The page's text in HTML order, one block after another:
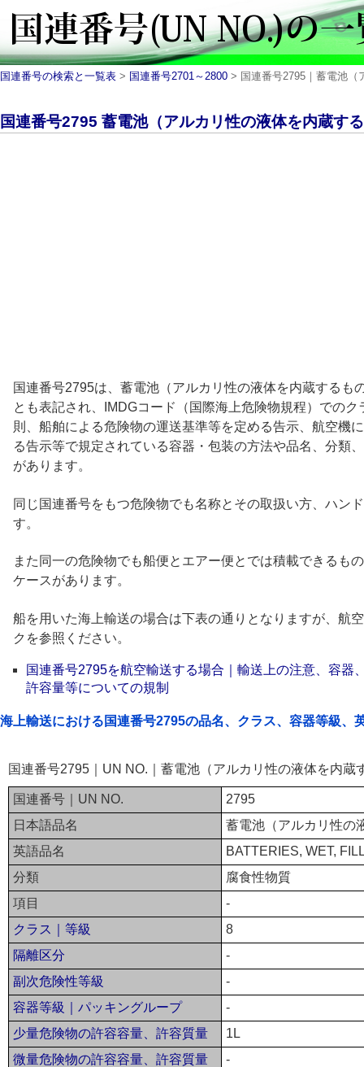
国連番号の検索と一覧表 > 国連番号2701～2800 > 国連番号2795｜蓄電池（
国連番号2795 蓄電池（アルカリ性の液体を内蔵す
国連番号2795は、蓄電池（アルカリ性の液体を内蔵するも
とも表記され、IMDGコード（国際海上危険物規程）での
則、船舶による危険物の運送基準等を定める告示、航空機
る告示等で規定されている容器・包装の方法や品名、分類
があります。
同じ国連番号をもつ危険物でも名称とその取扱い方、ハン
す。
また同一の危険物でも船便とエアー便とでは積載できるも
ケースがあります。
船を用いた海上輸送の場合は下表の通りとなりますが、航
クを参照ください。
国連番号2795を航空輸送する場合｜輸送上の注意、容器
許容量等についての規制
海上輸送における国連番号2795の品名、クラス、容器等級、
国連番号2795｜UN NO.｜蓄電池（アルカリ性の液体を内蔵
国連番号｜UN NO.
2795
日本語品名
蓄電池（アルカリ性の
英語品名
BATTERIES, WET,
分類
腐食性物質
項目
-
クラス｜等級
8
隔離区分
-
副次危険性等級
-
容器等級｜パッキングループ
-
少量危険物の許容容量、許容質量
1L
微量危険物の許容容量、許容質量
-